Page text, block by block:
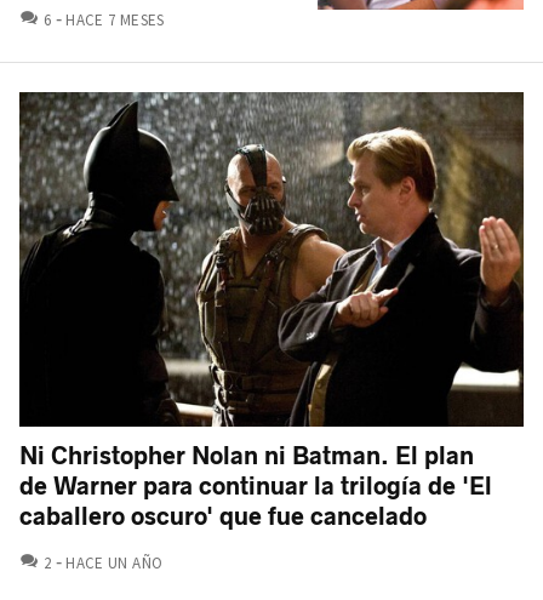
6 COMENTARIOS
HACE 7 MESES
Ni Christopher Nolan ni Batman. El plan
de Warner para continuar la trilogía de 'El
caballero oscuro' que fue cancelado
2 COMENTARIOS
HACE UN AÑO